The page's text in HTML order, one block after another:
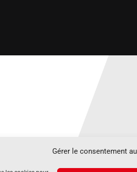
Gérer le consentement